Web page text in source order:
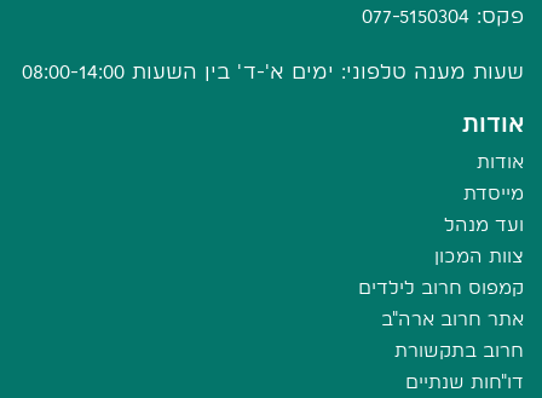
פקס: 077-5150304
שעות מענה טלפוני: ימים א'-ד' בין השעות 08:00-14:00
אודות
אודות
מייסדת
ועד מנהל
צוות המכון
קמפוס חרוב לילדים
אתר חרוב ארה"ב
חרוב בתקשורת
דו"חות שנתיים